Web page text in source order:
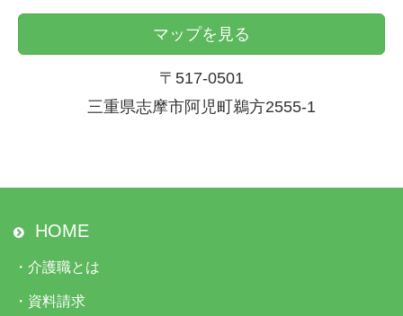
マップを見る
〒517-0501
三重県志摩市阿児町鵜方2555-1
HOME
・ 介護職とは
・ 資料請求